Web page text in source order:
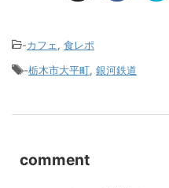
-カフェ, 食レポ
-栃木市大平町, 銀河鉄道
comment